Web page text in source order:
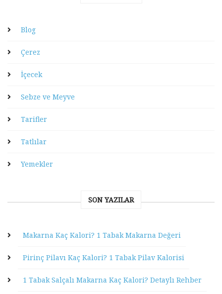
Blog
Çerez
İçecek
Sebze ve Meyve
Tarifler
Tatlılar
Yemekler
SON YAZILAR
Makarna Kaç Kalori? 1 Tabak Makarna Değeri
Pirinç Pilavı Kaç Kalori? 1 Tabak Pilav Kalorisi
1 Tabak Salçalı Makarna Kaç Kalori? Detaylı Rehber